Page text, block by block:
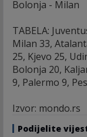
Bolonja - Milan
TABELA:
Milan 33,
25, Kjevo 25,
Bolonja 20,
9, Palermo 9,
Izvor: mondo.rs
Podijelite